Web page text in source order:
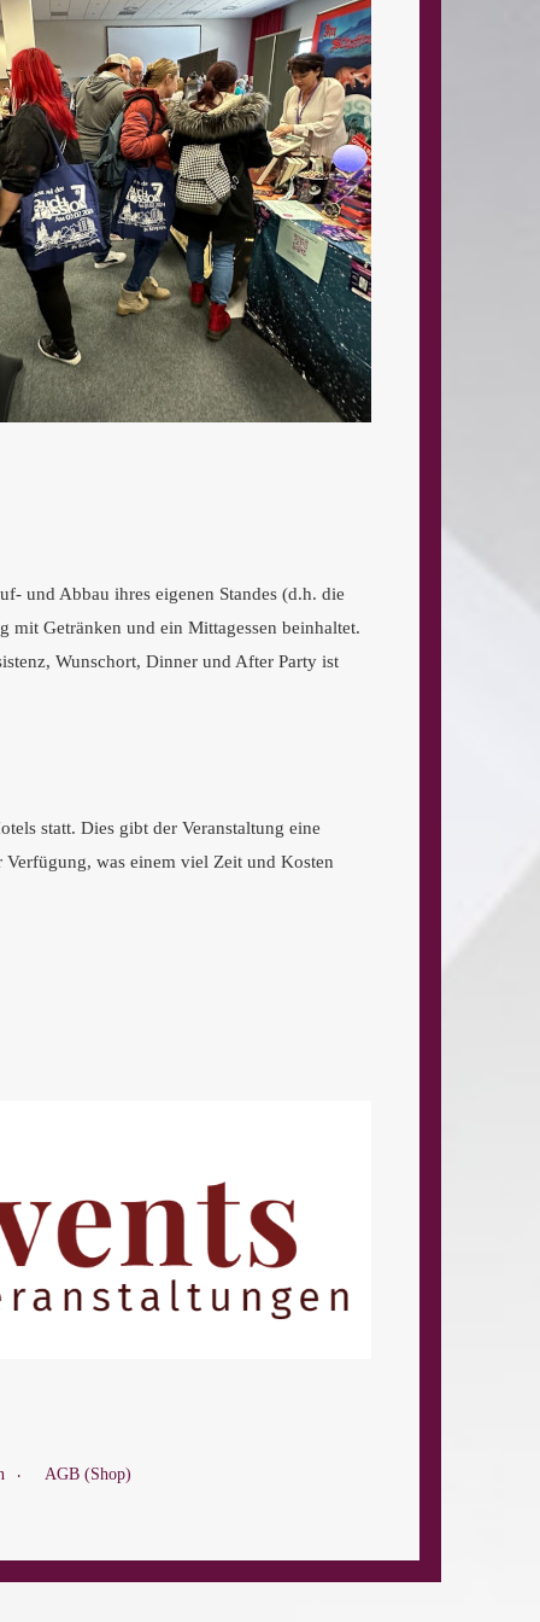
und Abbau ihres eigenen Standes (d.h. die
mit Getränken und ein Mittagessen beinhaltet.
Wunschort, Dinner und After Party ist
statt. Dies gibt der Veranstaltung eine
was einem viel Zeit und Kosten
AGB (Shop)